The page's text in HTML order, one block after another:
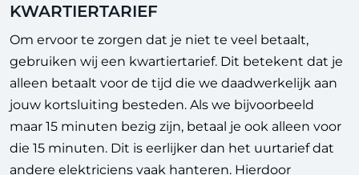
KWARTIERTARIEF
Om ervoor te zorgen dat je niet te veel betaalt,
gebruiken wij een kwartiertarief. Dit betekent dat je
alleen betaalt voor de tijd die we daadwerkelijk aan
jouw kortsluiting besteden. Als we bijvoorbeeld
maar 15 minuten bezig zijn, betaal je ook alleen voor
die 15 minuten. Dit is eerlijker dan het uurtarief dat
andere elektriciens vaak hanteren. Hierdoor